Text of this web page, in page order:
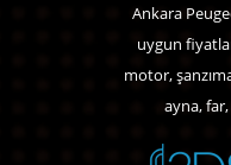
Ankara
uygun
motor,
ayna,